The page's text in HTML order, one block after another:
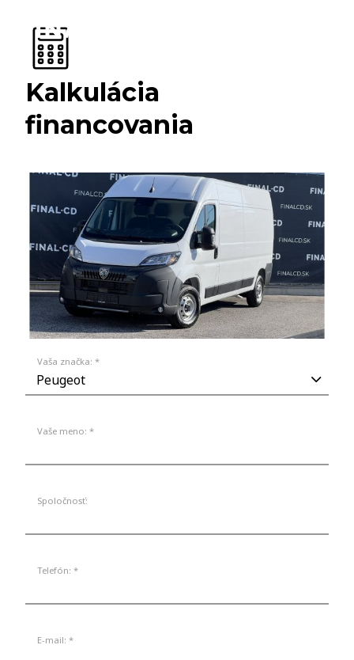
Kalkulácia
financovania
Vaša značka: *
Vaše meno: *
Spoločnosť:
Telefón: *
E-mail: *